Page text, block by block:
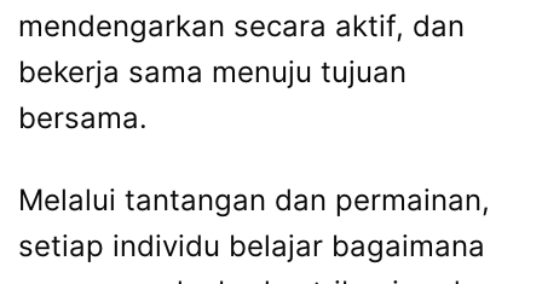
mendengarkan secara aktif, dan
bekerja sama menuju tujuan
bersama.
Melalui tantangan dan permainan,
setiap individu belajar bagaimana